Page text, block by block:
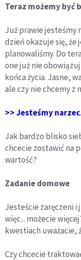
Teraz możemy być
Już prawie jesteśmy
dzień okazuje się, że
planowaliśmy. Do
one już nie
końca życia. Jasne,
ale czy nie chcemy z
>> Jesteśmy
Jak bardzo blisko
chcecie zostawić na
wartość?
Zadanie domowe
Jesteście zaręczeni i
więc... możecie
kwestiach uważacie,
Czy chcecie